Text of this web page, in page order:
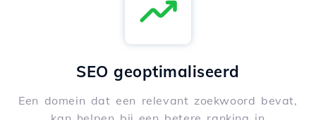
SEO geoptimaliseerd
Een domein dat een relevant zoekwoord bevat,